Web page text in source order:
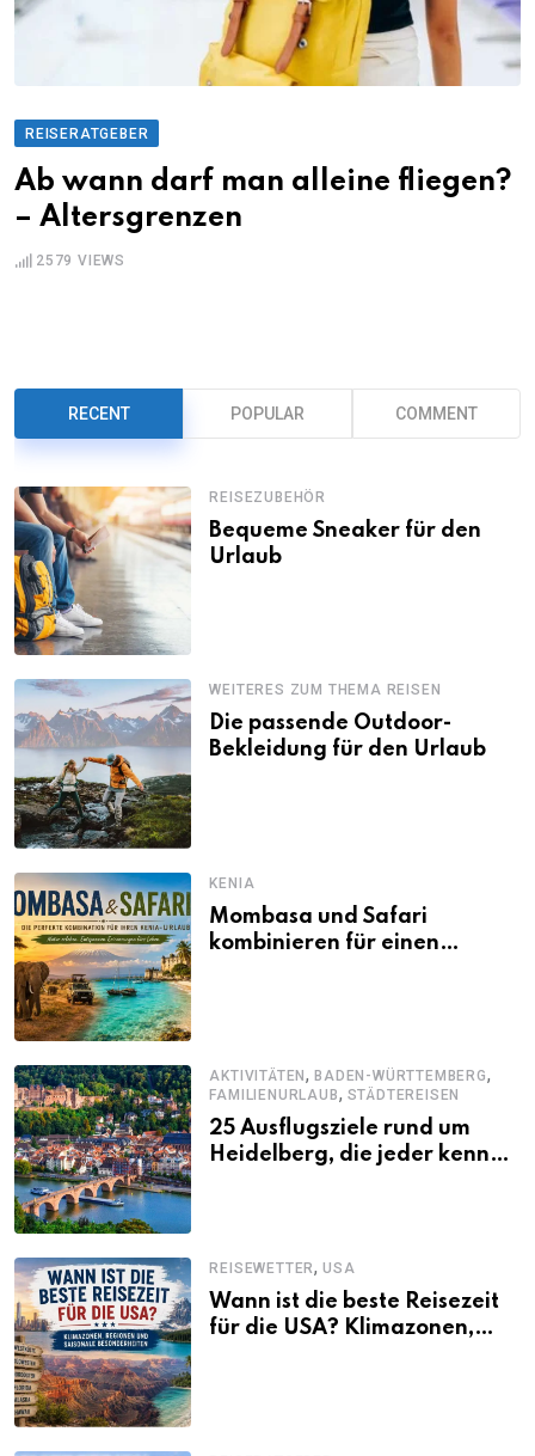
REISERATGEBER
Ab wann darf man alleine fliegen?
– Altersgrenzen
2579 VIEWS
RECENT POPULAR COMMENT
REISEZUBEHÖR
Bequeme Sneaker für den
Urlaub
WEITERES ZUM THEMA REISEN
Die passende Outdoor-
Bekleidung für den Urlaub
KENIA
Mombasa und Safari
kombinieren für einen
AKTIVITÄTEN,BADEN-WÜRTTEMBERG,
FAMILIENURLAUB, STÄDTEREISEN
25 Ausflugsziele rund um
Heidelberg, die jeder kennen
REISEWETTER,USA
Wann ist die beste Reisezeit
für die USA? Klimazonen,